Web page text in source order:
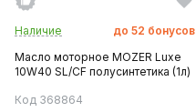
Наличие до 52 бонусов
Масло моторное MOZER Luxe
10W40 SL/CF полусинтетика (1л)
Код 368864